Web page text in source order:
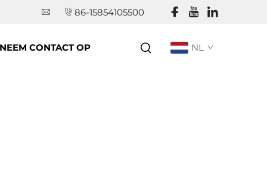
86-15854105500
NEEM CONTACT OP NL